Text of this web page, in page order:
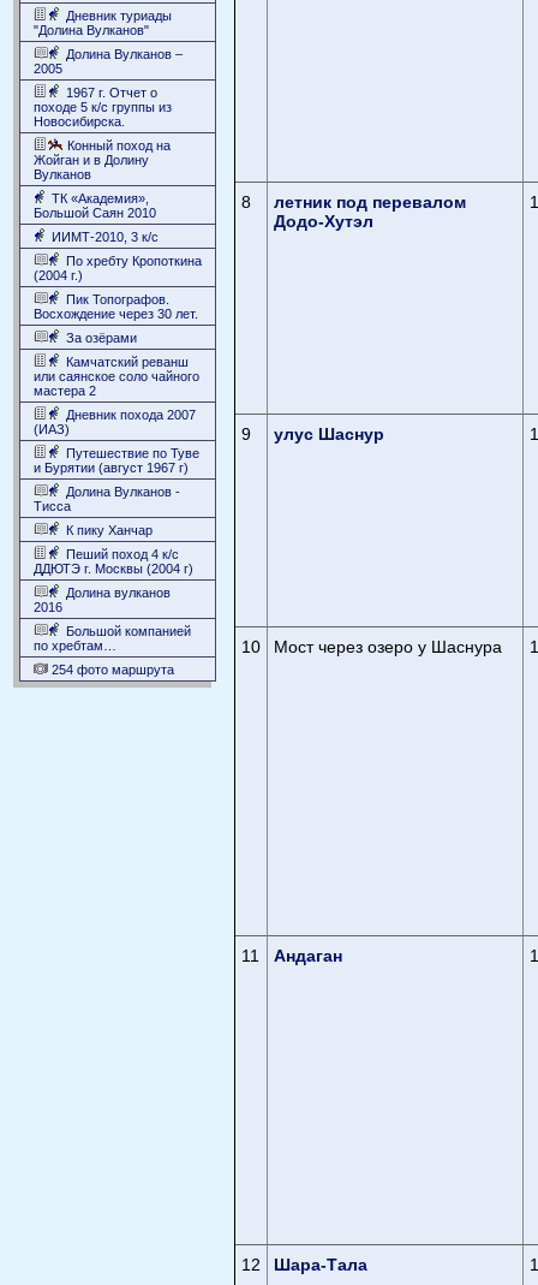
Дневник туриады
"Долина Вулканов"
Долина Вулканов –
2005
1967 г. Отчет о
походе 5 к/с группы из
Новосибирска.
Конный поход на
Жойган и в Долину
Вулканов
ТК «Академия»,
Большой Саян 2010
ИИМТ-2010, 3 к/с
По хребту Кропоткина
(2004 г.)
Пик Топографов.
Восхождение через 30 лет.
За озёрами
Камчатский реванш
или саянское соло чайного
мастера 2
Дневник похода 2007
(ИАЗ)
Путешествие по Туве
и Бурятии (август 1967 г)
Долина Вулканов -
Тисса
К пику Ханчар
Пеший поход 4 к/с
ДДЮТЭ г. Москвы (2004 г)
Долина вулканов
2016
Большой компанией
по хребтам…
254 фото маршрута
8
летник под перевалом
Додо-Хутэл
9 улус Шаснур
10 Мост через озеро у Шаснура
11 Андаган
12 Шара-Тала